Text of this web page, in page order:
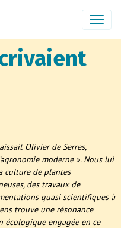
Olivier de Serres,
moderne ». Nous lui
culture de plantes
des travaux de
quasi scientifiques à
trouve une résonance
engagée en ce